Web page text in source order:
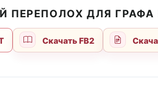
ПЕРЕПОЛОХ ДЛЯ
Скачать FB2